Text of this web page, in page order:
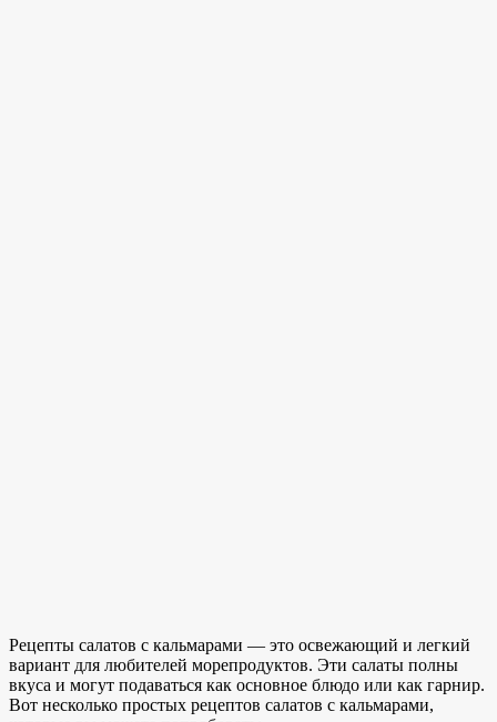
Рецепты салатов с кальмарами — это освежающий и легкий
вариант для любителей морепродуктов. Эти салаты полны
вкуса и могут подаваться как основное блюдо или как гарнир.
Вот несколько простых рецептов салатов с кальмарами,